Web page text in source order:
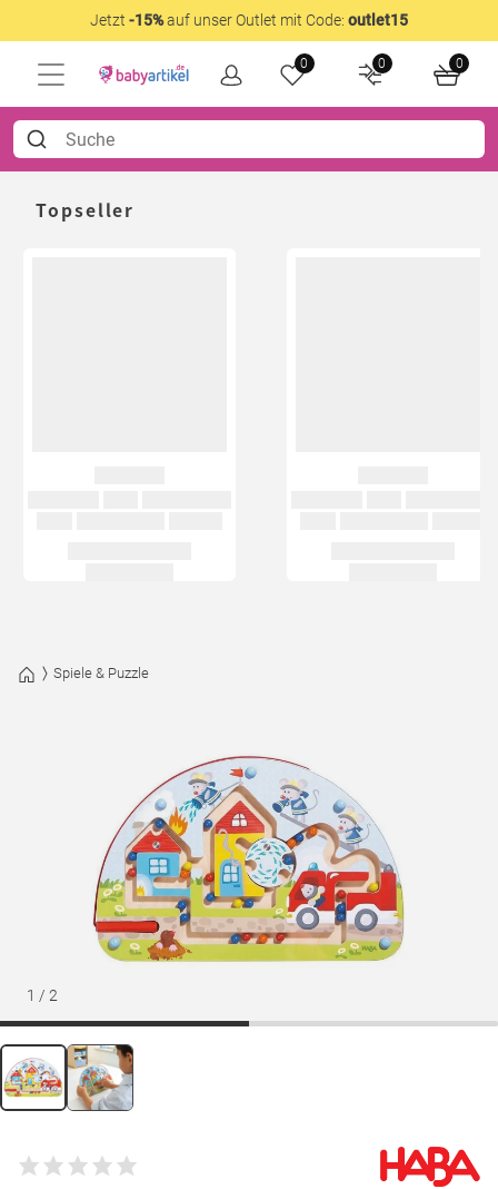
Jetzt -15%auf unser Outlet mit Code: outlet15
0 0 0
Topseller
Spiele & Puzzle
1 / 2